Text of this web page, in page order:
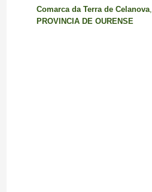
Comarca da Terra de Celanova,
PROVINCIA DE OURENSE